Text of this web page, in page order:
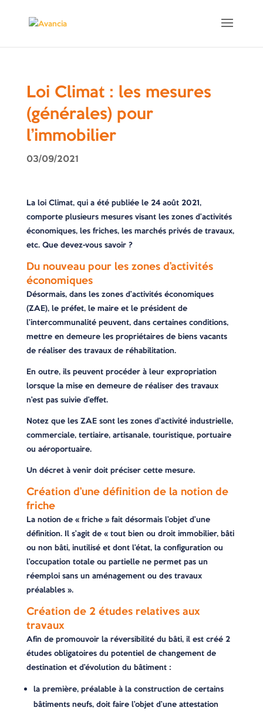
Loi Climat : les mesures
(générales) pour
l’immobilier
03/09/2021
La loi Climat, qui a été publiée le 24 août 2021,
comporte plusieurs mesures visant les zones d’activités
économiques, les friches, les marchés privés de travaux,
etc. Que devez-vous savoir ?
Du nouveau pour les zones d’activités
économiques
Désormais, dans les zones d’activités économiques
(ZAE), le préfet, le maire et le président de
l’intercommunalité peuvent, dans certaines conditions,
mettre en demeure les propriétaires de biens vacants
de réaliser des travaux de réhabilitation.
En outre, ils peuvent procéder à leur expropriation
lorsque la mise en demeure de réaliser des travaux
n’est pas suivie d’effet.
Notez que les ZAE sont les zones d’activité industrielle,
commerciale, tertiaire, artisanale, touristique, portuaire
ou aéroportuaire.
Un décret à venir doit préciser cette mesure.
Création d’une définition de la notion de
friche
La notion de « friche » fait désormais l’objet d’une
définition. Il s’agit de « tout bien ou droit immobilier, bâti
ou non bâti, inutilisé et dont l’état, la configuration ou
l’occupation totale ou partielle ne permet pas un
réemploi sans un aménagement ou des travaux
préalables ».
Création de 2 études relatives aux
travaux
Afin de promouvoir la réversibilité du bâti, il est créé 2
études obligatoires du potentiel de changement de
destination et d’évolution du bâtiment :
la première, préalable à la construction de certains
bâtiments neufs, doit faire l’objet d’une attestation